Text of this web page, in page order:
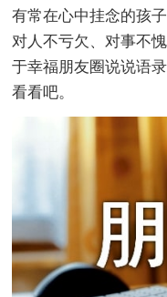
有常在心中挂念的孩
对人不亏欠、对事不
于幸福朋友圈说说语
看看吧。